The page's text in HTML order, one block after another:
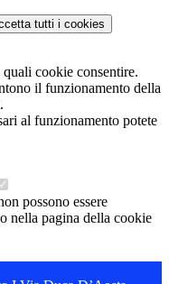
tutti i cookies
quali cookie consentire.
il funzionamento della
al funzionamento potete
possono essere
nella pagina della cookie